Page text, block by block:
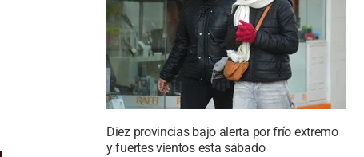
Diez provincias bajo alerta por frío extremo
y fuertes vientos esta sábado